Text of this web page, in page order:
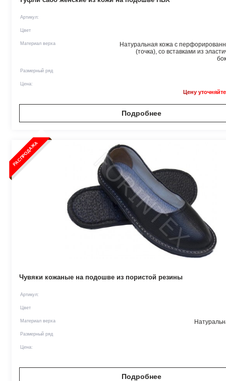
Артикул:
Цвет
Материал верха
Натуральная кожа с
(точка), со вставками из
Размерный ряд
Цена:
Цену
Подробнее
РАСПРОДАЖА
Чувяки кожаные на подошве из пористой резины
Артикул:
Цвет
Материал верха
Размерный ряд
Цена:
Подробнее